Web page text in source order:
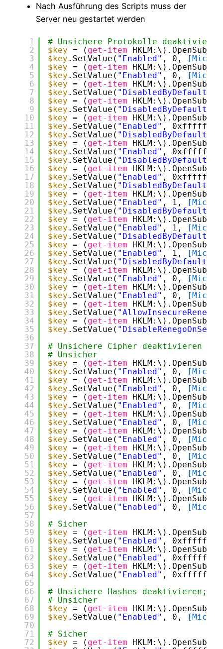
Nach Ausführung des Scripts muss der
Server neu gestartet werden
1
2
3
4
5
6
7
8
9
10
11
12
13
14
15
16
17
18
19
20
21
22
23
24
25
26
27
28
29
30
31
32
33
34
35
36
37
38
39
40
41
42
43
44
45
46
47
48
49
50
51
52
53
54
55
56
57
58
59
60
61
62
63
64
65
66
67
68
69
70
71
72
# Unsichere Protokolle
$key = ( get-item
$key .SetValue( "Enabled" , 0,
$key = ( get-item
$key .SetValue( "Enabled" , 0,
$key = ( get-item
$key .SetValue( "DisabledByDefault"
$key = ( get-item
$key .SetValue( "DisabledByDefault"
$key = ( get-item
$key .SetValue( "Enabled" ,
$key .SetValue( "DisabledByDefault"
$key = ( get-item
$key .SetValue( "Enabled" ,
$key .SetValue( "DisabledByDefault"
$key = ( get-item
$key .SetValue( "Enabled" ,
$key .SetValue( "DisabledByDefault"
$key = ( get-item
$key .SetValue( "Enabled" , 1,
$key .SetValue( "DisabledByDefault"
$key = ( get-item
$key .SetValue( "Enabled" , 1,
$key .SetValue( "DisabledByDefault"
$key = ( get-item
$key .SetValue( "Enabled" , 1,
$key .SetValue( "DisabledByDefault"
$key = ( get-item
$key .SetValue( "Enabled" , 0,
$key = ( get-item
$key .SetValue( "Enabled" , 0,
$key = ( get-item
$key .SetValue(
$key = ( get-item
$key .SetValue(
# Unsichere Cipher deaktivieren
# Unsicher
$key = ( get-item
$key .SetValue( "Enabled" , 0,
$key = ( get-item
$key .SetValue( "Enabled" , 0,
$key = ( get-item
$key .SetValue( "Enabled" , 0,
$key = ( get-item
$key .SetValue( "Enabled" , 0,
$key = ( get-item
$key .SetValue( "Enabled" , 0,
$key = ( get-item
$key .SetValue( "Enabled" , 0,
$key = ( get-item
$key .SetValue( "Enabled" , 0,
$key = ( get-item
$key .SetValue( "Enabled" , 0,
$key = ( get-item
$key .SetValue( "Enabled" , 0,
# Sicher
$key = ( get-item
$key .SetValue( "Enabled" ,
$key = ( get-item
$key .SetValue( "Enabled" ,
$key = ( get-item
$key .SetValue( "Enabled" ,
# Unsichere Hashes deaktivieren;
# Unsicher
$key = ( get-item
$key .SetValue( "Enabled" , 0,
# Sicher
$key = ( get-item